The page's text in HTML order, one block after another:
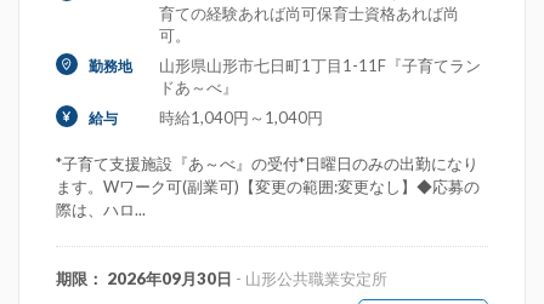
育ての経験あれば尚可保育士資格あれば尚
可。
勤務地
山形県山形市七日町1丁目1-11F『子育てラン
ドあ～べ』
給与 時給1,040円～1,040円
*子育て支援施設『あ～べ』の受付*日曜日のみの出勤になり
ます。Wワーク可(副業可)【変更の範囲:変更なし】◆応募の
際は、ハロ...
期限： 2026年09月30日 - 山形公共職業安定所